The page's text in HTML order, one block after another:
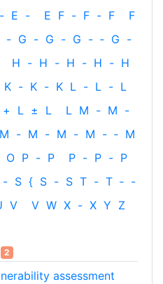
- E - E F - F - F
F
- G - G - G - ‐ G -
H - H - H - H - H
K - K - K L - L - L
+ L ± L L M - M -
M - M - M - M - ‐ M
O P - P P - P - P
- S { S - S T - T ‐ -
V V W X - X Y Z
2
assessment